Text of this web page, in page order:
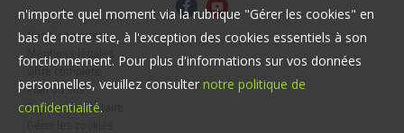
Nos Honoraires
Mentions légales
Plan du site
Espace propriétaire
n'importe quel moment via la rubrique "Gérer les cookies" en
bas de notre site, à l'exception des cookies essentiels à son
fonctionnement. Pour plus d'informations sur vos données
personnelles, veuillez consulter notre politique de
confidentialité.